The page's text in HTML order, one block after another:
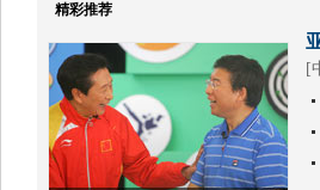
精彩推荐
[